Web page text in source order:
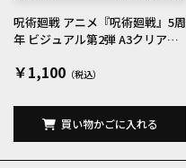
呪術廻戦 アニメ『呪術廻戦』5周
年 ビジュアル第2弾 A3クリアポ
￥1,100
買い物かごに入れる